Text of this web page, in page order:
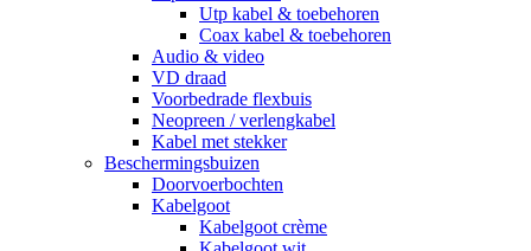
Utp kabel & toebehoren
Coax kabel & toebehoren
Audio & video
VD draad
Voorbedrade flexbuis
Neopreen / verlengkabel
Kabel met stekker
Beschermingsbuizen
Doorvoerbochten
Kabelgoot
Kabelgoot crème